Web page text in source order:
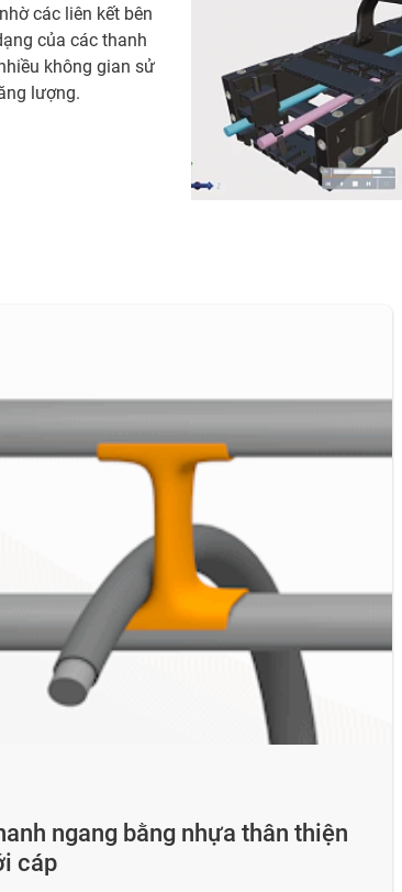
các liên kết bên
của các thanh
không gian sử
lượng.
ngang bằng nhựa thân thiện
cáp